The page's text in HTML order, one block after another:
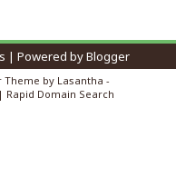
| Powered byBlogger
Theme by Lasantha -
| Rapid Domain Search